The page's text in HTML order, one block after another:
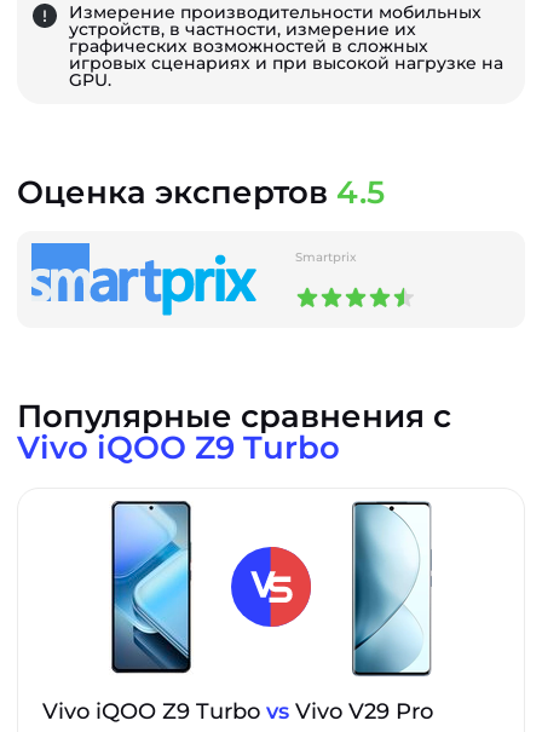
Измерение производительности мобильных
устройств, в частности, измерение их
графических возможностей в сложных
игровых сценариях и при высокой нагрузке на
GPU.
Оценка экспертов 4.5
Smartprix
Популярные сравнения с
Vivo iQOO Z9 Turbo
Vivo iQOO Z9 Turbo vs Vivo V29 Pro